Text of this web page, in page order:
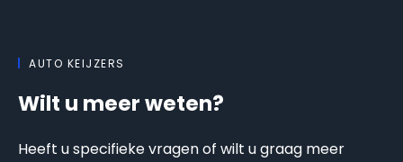
AUTO KEIJZERS
Wilt u meer weten?
Heeft u specifieke vragen of wilt u graag meer